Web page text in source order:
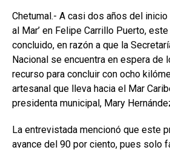
Chetumal.- A casi dos años del inicio
al Mar’ en Felipe Carrillo Puerto,
concluido, en razón a que la
Nacional se encuentra en espera de
recurso para concluir con ocho
artesanal que lleva hacia el Mar
presidenta municipal, Mary
La entrevistada mencionó que este
avance del 90 por ciento, pues solo